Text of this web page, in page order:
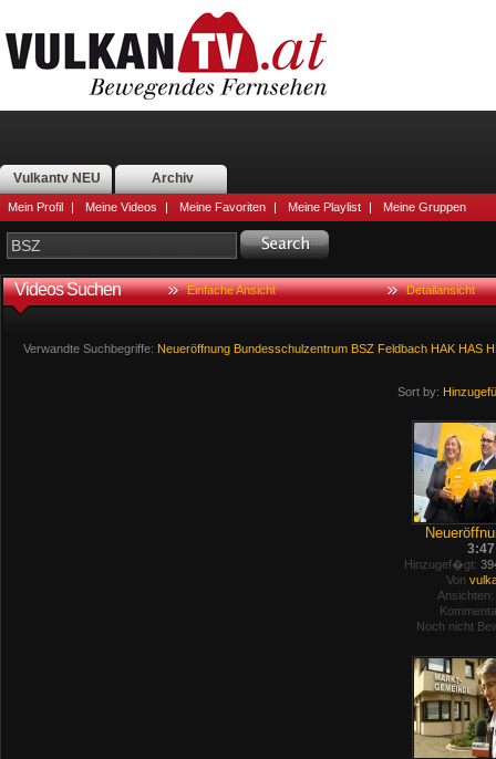
Vulkantv NEU Archiv
Mein Profil | Meine Videos | Meine Favoriten | Meine Playlist | Meine Gruppen
Videos Suchen Einfache Ansicht Detailansicht
Verwandte Suchbegriffe: Neueröffnung Bundesschulzentrum BSZ Feldbach HAK HAS
Sort by:
3:47
Hinzugef�gt:
Von
Ansichten:
Noch nicht